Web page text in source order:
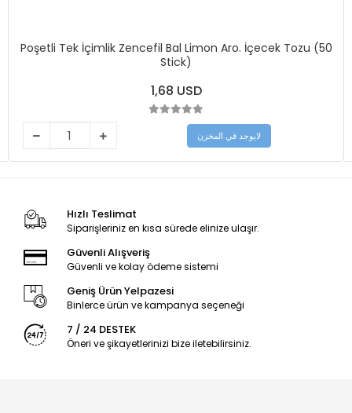
Poşetli Tek İçimlik Zencefil Bal Limon Aro. İçecek Tozu (50
Stick)
1,68 USD
لايوجد في المخزن
Hızlı Teslimat
Siparişleriniz en kısa sürede elinize ulaşır.
Güvenli Alışveriş
Güvenli ve kolay ödeme sistemi
Geniş Ürün Yelpazesi
Binlerce ürün ve kampanya seçeneği
7 / 24 DESTEK
Öneri ve şikayetlerinizi bize iletebilirsiniz.